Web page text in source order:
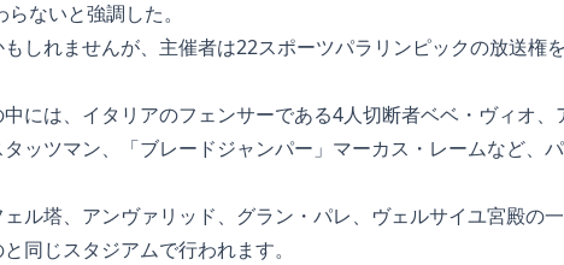
ないと強調した。
しれませんが、主催者は22スポーツパラリンピックの放送権
には、イタリアのフェンサーである4人切断者ベベ・ヴィオ、
ッツマン、「ブレードジャンパー」マーカス・レームなど、
ル塔、アンヴァリッド、グラン・パレ、ヴェルサイユ宮殿の
同じスタジアムで行われます。